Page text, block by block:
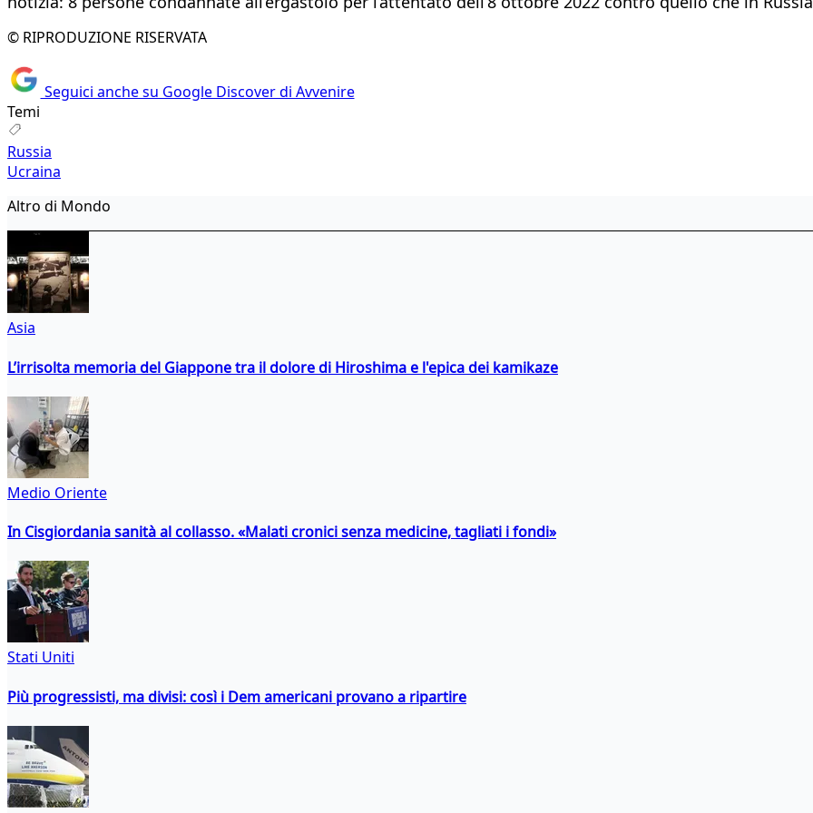
© RIPRODUZIONE RISERVATA
Seguici anche su Google Discover di Avvenire
Temi
Russia
Ucraina
Altro di Mondo
Asia
L’irrisolta memoria del Giappone tra il dolore di Hiroshima e l'epica dei kamikaze
Medio Oriente
In Cisgiordania sanità al collasso. «Malati cronici senza medicine, tagliati i fondi»
Stati Uniti
Più progressisti, ma divisi: così i Dem americani provano a ripartire